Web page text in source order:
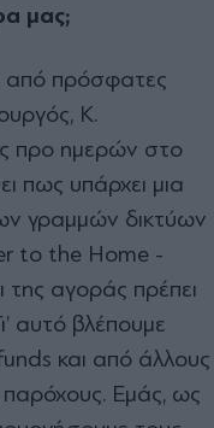
μας;
από πρόσφατες
Κ.
προ ημερών στο
πως υπάρχει μια
γραμμών δικτύων
to the Home -
αγοράς πρέπει
αυτό βλέπουμε
και από άλλους
παρόχους. Εμάς, ως